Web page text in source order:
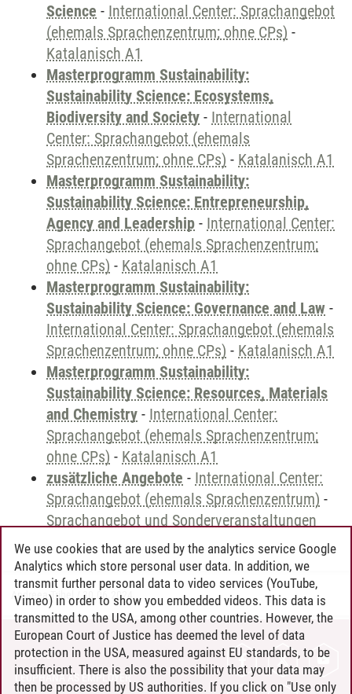
Science - International Center: Sprachangebot
(ehemals Sprachenzentrum; ohne CPs) -
Katalanisch A1
Masterprogramm Sustainability:
Sustainability Science: Ecosystems,
Biodiversity and Society - International
Center: Sprachangebot (ehemals
Sprachenzentrum; ohne CPs) - Katalanisch A1
Masterprogramm Sustainability:
Sustainability Science: Entrepreneurship,
Agency and Leadership - International Center:
Sprachangebot (ehemals Sprachenzentrum;
ohne CPs) - Katalanisch A1
Masterprogramm Sustainability:
Sustainability Science: Governance and Law -
International Center: Sprachangebot (ehemals
Sprachenzentrum; ohne CPs) - Katalanisch A1
Masterprogramm Sustainability:
Sustainability Science: Resources, Materials
and Chemistry - International Center:
Sprachangebot (ehemals Sprachenzentrum;
ohne CPs) - Katalanisch A1
zusätzliche Angebote - International Center:
Sprachangebot (ehemals Sprachenzentrum) -
Sprachangebot und Sonderveranstaltungen
Andreea Tribel 30.06.2024
CONTACT
LEUPHANA AS EMPLOYER
We use cookies that are used by the analytics service Google
Analytics which store personal user data. In addition, we
transmit further personal data to video services (YouTube,
Vimeo) in order to show you embedded videos. This data is
transmitted to the USA, among other countries. However, the
European Court of Justice has deemed the level of data
protection in the USA, measured against EU standards, to be
insufficient. There is also the possibility that your data may
then be processed by US authorities. If you click on "Use only